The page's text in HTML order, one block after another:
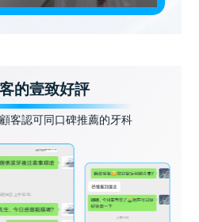
的壹致好評
客認可同口碑推薦的牙科